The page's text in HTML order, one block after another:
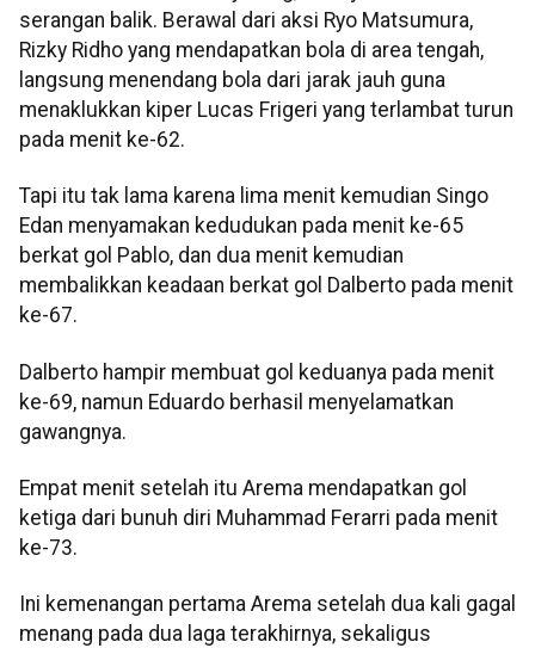
serangan balik. Berawal dari aksi Ryo Matsumura,
Rizky Ridho yang mendapatkan bola di area tengah,
langsung menendang bola dari jarak jauh guna
menaklukkan kiper Lucas Frigeri yang terlambat turun
pada menit ke-62.
Tapi itu tak lama karena lima menit kemudian Singo
Edan menyamakan kedudukan pada menit ke-65
berkat gol Pablo, dan dua menit kemudian
membalikkan keadaan berkat gol Dalberto pada menit
ke-67.
Dalberto hampir membuat gol keduanya pada menit
ke-69, namun Eduardo berhasil menyelamatkan
gawangnya.
Empat menit setelah itu Arema mendapatkan gol
ketiga dari bunuh diri Muhammad Ferarri pada menit
ke-73.
Ini kemenangan pertama Arema setelah dua kali gagal
menang pada dua laga terakhirnya, sekaligus